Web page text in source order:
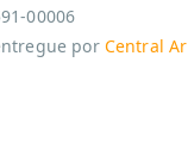
00006
por Central Ar